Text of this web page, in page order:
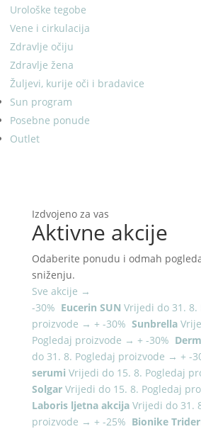
Urološke tegobe
Vene i cirkulacija
Zdravlje očiju
Zdravlje žena
Žuljevi, kurije oči i bradavice
Sun program
Posebne ponude
Outlet
Izdvojeno za vas
Aktivne akcije
Odaberite ponudu i odmah
sniženju.
Sve akcije →
-30% Eucerin SUN Vrijedi do 31. 8.
proizvode → + -30% Sunbrella
Pogledaj proizvode → + -30%
do 31. 8. Pogledaj proizvode → + -
serumi Vrijedi do 15. 8. Pogledaj
Solgar Vrijedi do 15. 8. Pogledaj
Laboris ljetna akcija Vrijedi do 31.
proizvode → + -25% Bionike